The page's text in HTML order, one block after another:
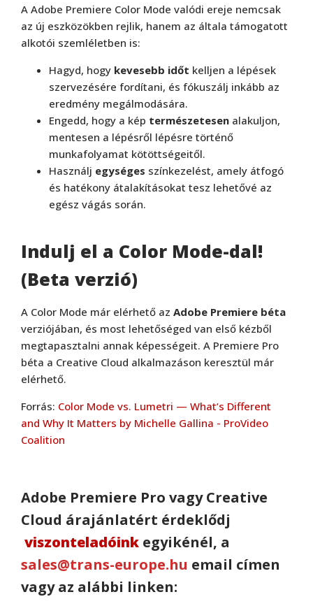
A Adobe Premiere Color Mode valódi ereje nemcsak
az új eszközökben rejlik, hanem az általa támogatott
alkotói szemléletben is:
Hagyd, hogy kevesebb időt kelljen a lépések
szervezésére fordítani, és fókuszálj inkább az
eredmény megálmodására.
Engedd, hogy a kép természetesen alakuljon,
mentesen a lépésről lépésre történő
munkafolyamat kötöttségeitől.
Használj egységes színkezelést, amely átfogó
és hatékony átalakításokat tesz lehetővé az
egész vágás során.
Indulj el a Color Mode-dal!
(Beta verzió)
A Color Mode már elérhető az Adobe Premiere béta
verziójában, és most lehetőséged van első kézből
megtapasztalni annak képességeit. A Premiere Pro
béta a Creative Cloud alkalmazáson keresztül már
elérhető.
Forrás: Color Mode vs. Lumetri — What’s Different
and Why It Matters by Michelle Gallina - ProVideo
Coalition
Adobe Premiere Pro vagy Creative
Cloud árajánlatért érdeklődj
viszonteladóink egyikénél, a
sales@trans-europe.hu email címen
vagy az alábbi linken: